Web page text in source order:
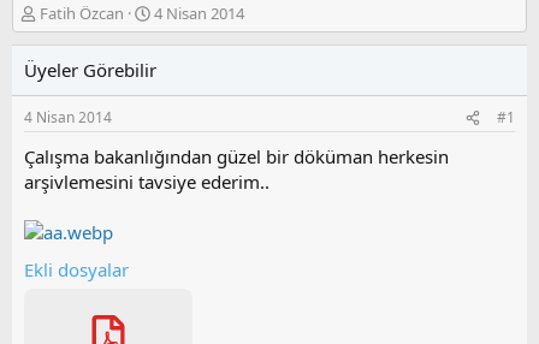
K
o
u
y
u
a
ş
a
a
Fatih Özcan
B
a
l
a
ı
ç
4 Nisan 2014
Üyeler Görebilir
4 Nisan 2014 #1
Çalışma bakanlığından güzel bir döküman herkesin
arşivlemesini tavsiye ederim..
Ekli dosyalar